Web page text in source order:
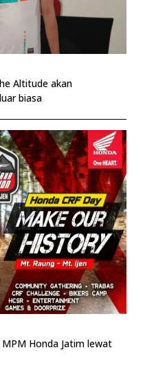
Altitude akan
biasa
MPM Honda Jatim lewat